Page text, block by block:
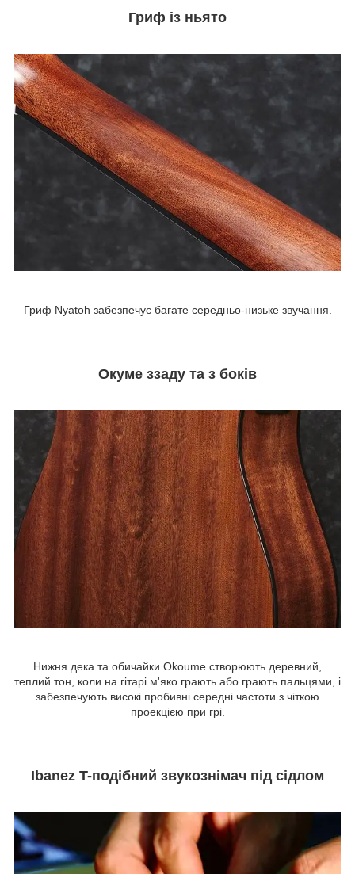
Гриф із ньято
Гриф Nyatoh забезпечує багате середньо-низьке звучання.
Окуме ззаду та з боків
Нижня дека та обичайки Okoume створюють деревний,
теплий тон, коли на гітарі м'яко грають або грають пальцями, і
забезпечують високі пробивні середні частоти з чіткою
проекцією при грі.
Ibanez T-подібний звукознімач під сідлом